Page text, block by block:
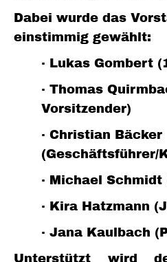
Dabei wurde das
einstimmig gewählt:
· Lukas Gombert
· Thomas
Vorsitzender)
· Christian Bäcker
(Geschäftsführer/
· Michael
· Kira Hatzmann
· Jana Kaulbach
Unterstützt wird